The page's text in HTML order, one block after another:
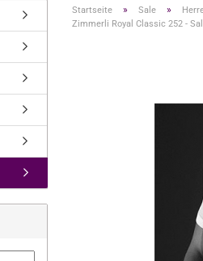
Startseite » Sale »
Zimmerli Royal Classic 252 -